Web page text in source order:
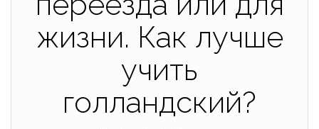
жизни. Как лучше
учить
голландский?